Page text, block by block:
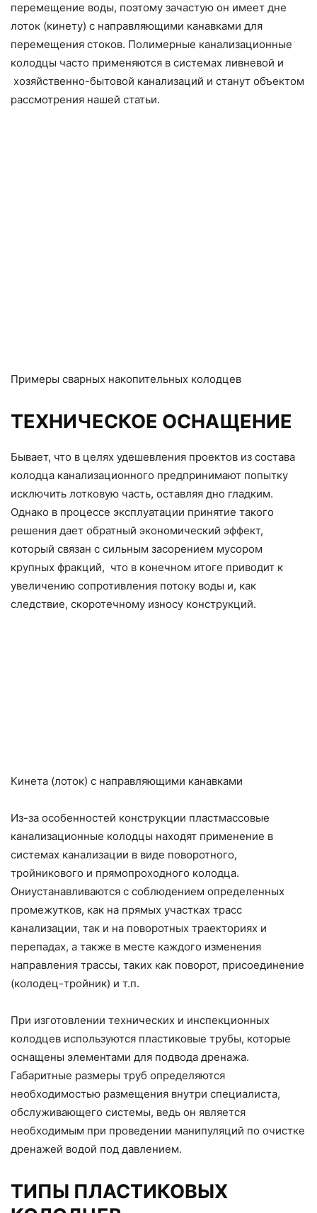
перемещение воды, поэтому зачастую он имеет дне
лоток (кинету) с направляющими канавками для
перемещения стоков. Полимерные канализационные
колодцы часто применяются в системах ливневой и
хозяйственно-бытовой канализаций и станут объектом
рассмотрения нашей статьи.
Примеры сварных накопительных колодцев
ТЕХНИЧЕСКОЕ ОСНАЩЕНИЕ
Бывает, что в целях удешевления проектов из состава
колодца канализационного предпринимают попытку
исключить лотковую часть, оставляя дно гладким.
Однако в процессе эксплуатации принятие такого
решения дает обратный экономический эффект,
который связан с сильным засорением мусором
крупных фракций, что в конечном итоге приводит к
увеличению сопротивления потоку воды и, как
следствие, скоротечному износу конструкций.
Кинета (лоток) с направляющими канавками
Из-за особенностей конструкции пластмассовые
канализационные колодцы находят применение в
системах канализации в виде поворотного,
тройникового и прямопроходного колодца.
Ониустанавливаются с соблюдением определенных
промежутков, как на прямых участках трасс
канализации, так и на поворотных траекториях и
перепадах, а также в месте каждого изменения
направления трассы, таких как поворот, присоединение
(колодец-тройник) и т.п.
При изготовлении технических и инспекционных
колодцев используются пластиковые трубы, которые
оснащены элементами для подвода дренажа.
Габаритные размеры труб определяются
необходимостью размещения внутри специалиста,
обслуживающего системы, ведь он является
необходимым при проведении манипуляций по очистке
дренажей водой под давлением.
ТИПЫ ПЛАСТИКОВЫХ